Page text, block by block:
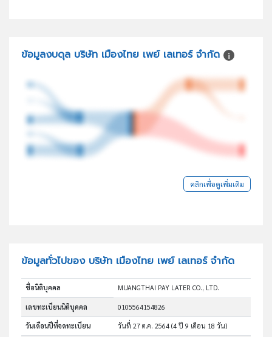
ข้อมูลงบดุล บริษัท เมืองไทย เพย์ เลเทอร์ จำกัด
คลิกเพื่อดูเพิ่มเติม
ข้อมูลทั่วไปของ บริษัท เมืองไทย เพย์ เลเทอร์ จำกัด
ชื่อนิติบุคคล MUANGTHAI PAY LATER CO., LTD.
เลขทะเบียนนิติบุคคล 0105564154826
วันเดือนปีที่จดทะเบียน วันที่ 27 ต.ค. 2564(4 ปี 9 เดือน 18 วัน)